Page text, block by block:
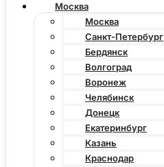
Москва
Москва
Санкт-Петербург
Бердянск
Волгоград
Воронеж
Челябинск
Донецк
Екатеринбург
Казань
Краснодар